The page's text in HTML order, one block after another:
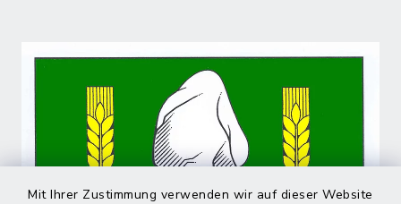
Mit Ihrer Zustimmung verwenden wir auf dieser Website